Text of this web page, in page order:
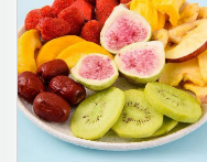
замразен
бут за